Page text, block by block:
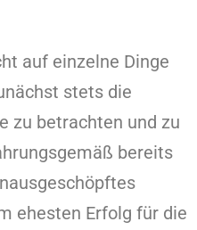
auf einzelne Dinge
stets die
zu betrachten und zu
bereits
ehesten Erfolg für die